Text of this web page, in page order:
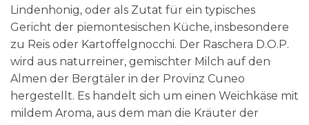
Lindenhonig, oder als Zutat für ein typisches
Gericht der piemontesischen Küche, insbesondere
zu Reis oder Kartoffelgnocchi. Der Raschera D.O.P.
wird aus naturreiner, gemischter Milch auf den
Almen der Bergtäler in der Provinz Cuneo
hergestellt. Es handelt sich um einen Weichkäse mit
mildem Aroma, aus dem man die Kräuter der